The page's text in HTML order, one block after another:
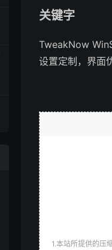
关键字
TweakNow
设置定制，界面
1.本站所提供的压